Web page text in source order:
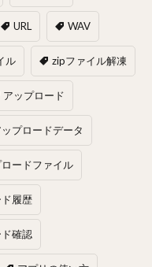
URL WAV
ル zipファイル解凍
アップロード
ップロードデータ
ードファイル
履歴
確認